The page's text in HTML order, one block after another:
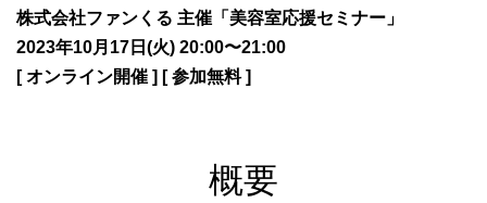
株式会社ファンくる 主催 「 美容室応援セミナー」
2023年10月17日(火) 20:00〜21:00
[ オンライン開催 ] [ 参加無料 ]
概要